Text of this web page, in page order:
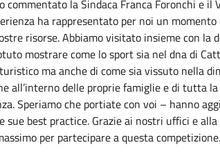
la Sindaca Franca Foronchi e il
ha rappresentato per noi un
risorse. Abbiamo visitato insieme con
mostrare come lo sport sia nel dna di
ma anche di come sia vissuto nella
all’interno delle proprie famiglie e di tutta
Speriamo che portiate con voi – hanno
sue best practice. Grazie ai nostri uffici e
per partecipare a questa